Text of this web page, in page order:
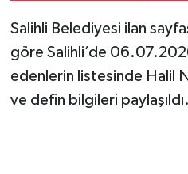
Salihli Belediyesi ilan
göre Salihli’de
edenlerin listesinde Halil
ve defin bilgileri paylaşıldı.